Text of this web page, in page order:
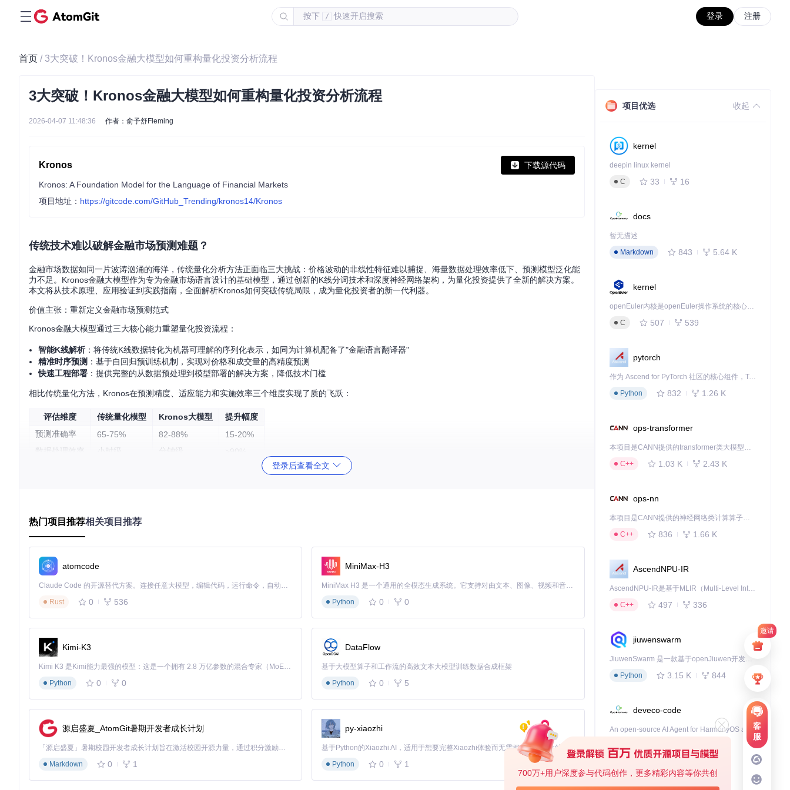
按下 / 快速开启搜索 登录 注册
邀请
客
服
700万+用户深度参与代码创作，更多精彩内容等你共创
首页 / 3大突破！Kronos金融大模型如何重构量化投资分析流程
3大突破！Kronos金融大模型如何重构量化投资分析流程
2026-04-07 11:48:36 作者：俞予舒Fleming
Kronos 下载源代码
Kronos: A Foundation Model for the Language of Financial Markets
项目地址： https://gitcode.com/GitHub_Trending/kronos14/Kronos
传统技术难以破解金融市场预测难题？
金融市场数据如同一片波涛汹涌的海洋，传统量化分析方法正面临三大挑战：价格波动的非线性特征难以捕捉、海量数据处理效率低下、预测模型泛化能
力不足。Kronos金融大模型作为专为金融市场语言设计的基础模型，通过创新的K线分词技术和深度神经网络架构，为量化投资提供了全新的解决方案。
本文将从技术原理、应用验证到实践指南，全面解析Kronos如何突破传统局限，成为量化投资者的新一代利器。
价值主张：重新定义金融市场预测范式
Kronos金融大模型通过三大核心能力重塑量化投资流程：
智能K线解析：将传统K线数据转化为机器可理解的序列化表示，如同为计算机配备了"金融语言翻译器"
精准时序预测 ：基于自回归预训练机制，实现对价格和成交量的高精度预测
快速工程部署 ：提供完整的从数据预处理到模型部署的解决方案，降低技术门槛
相比传统量化方法，Kronos在预测精度、适应能力和实施效率三个维度实现了质的飞跃：
评估维度 传统量化模型 Kronos大模型
提升幅度
预测准确率
65-75% 82-88%
15-20%
数据处理效率
小时级 分钟级
传统量化模型在处理金融时间序列时存在明显局限：
特征工程依赖人工
序列依赖建模不足：难以捕捉长期市场趋势和短期波动的关联
多模态数据融合难
Kronos的突破性创新
Kronos通过三层技术架构实现突破：
Kronos金融大模型技术架构：从K线分词到自回归预训练的完整流程
K线分词技术：将开盘价、收盘价、最高价、最低价和成交量等K线要素编码为层次化令牌(Token)，保留价格波动的时空特征
因果Transformer模块：通过交叉注意力机制捕捉序列数据的长期依赖关系
多任务学习框架
：同时优化价格预测和成交量预测任务，提升模型鲁棒性
技术实现路径
graph TD
    A[K线数据输入] --> B[Tokenization编码]
    B --> C[粗粒度子令牌生成]
    B --> D[细粒度子令牌生成]
    C & D --> E[因果Transformer模块]
    E --> F[价格预测头]
    E --> G[成交量预测头]
登录后查看全文
热门项目推荐相关项目推荐
atomcode
Claude Code 的开源替代方案。连接任意大模型，编辑代码，运行命令，自动验证 — 全自动执行。用 Rust 构建，极致性能。 ｜ An open-source alternative to Claude Code. Connect any LLM, edit code, run commands, and verify changes — autonomously. Built in Rust for speed. Get Started
Rust
0 536
MiniMax-H3
MiniMax H3 是一个通用的全模态生成系统。它支持对由文本、图像、视频和音频组成的多模态上下文进行统一理解，并能生成分辨率高达 2K、时长可达 15 秒的带原生立体声音频的视频。得益于面向任务泛化的系统设计，H3 在预训练阶段就已具备广泛的多模态上下文理解与生成能力，能够出色地执行复杂的多模态指令。
Python
0 0
Kimi-K3
Kimi K3 是Kimi能力最强的模型：这是一个拥有 2.8 万亿参数的混合专家（MoE）模型，具备原生视觉理解能力，并支持 100 万 token 的上下文窗口。
Python
0 0
DataFlow
基于大模型算子和工作流的高效文本大模型训练数据合成框架
Python
0 5
源启盛夏_AtomGit暑期开发者成长计划
「源启盛夏」暑期校园开发者成长计划旨在激活校园开源力量，通过积分激励、认证扶持、资源倾斜等形式，引导高校组织和开发者完成「入驻 — 建项目 — 做贡献 — 获认证 — 得资源」的完整闭环。无论你是想带领社团入驻平台的组织者，还是希望用代码贡献证明自己的开发者，都能在这里找到属于你的成长路径。
Markdown
0 1
py-xiaozhi
基于Python的Xiaozhi AI，适用于想要完整Xiaozhi体验而无需拥有专用硬件的用户。
Python
0 1
项目优选 收起
kernel
deepin linux kernel
C
33 16
docs
暂无描述
Markdown
843 5.64 K
kernel
openEuler内核是openEuler操作系统的核心，既是系统性能与稳定性的基石，也是连接处理器、设备与服务的桥梁。
C
507 539
pytorch
作为 Ascend for PyTorch 社区的核心组件，TorchNPU 是昇腾专为 PyTorch 打造的深度学习适配插件，使 PyTorch 框架能够直接调用昇腾 NPU，为开发者提供昇腾 AI 处理器的超强算力。
Python
832 1.26 K
ops-transformer
本项目是CANN提供的transformer类大模型算子库，实现网络在NPU上加速计算。
C++
1.03 K 2.43 K
ops-nn
本项目是CANN提供的神经网络类计算算子库，实现网络在NPU上加速计算。
C++
836 1.66 K
AscendNPU-IR
AscendNPU-IR是基于MLIR（Multi-Level Intermediate Representation）构建的，面向昇腾亲和算子编译时使用的中间表示，提供昇腾完备表达能力，通过编译优化提升昇腾AI处理器计算效率，支持通过生态框架使能昇腾AI处理器与深度调优
C++
497 336
jiuwenswarm
JiuwenSwarm 是一款基于openJiuwen开发的智能AI Agent，它能够将大语言模型的强大能力，通过你日常使用的各类通讯应用，直接延伸至你的指尖。
Python
3.15 K 844
deveco-code
An open-source AI Agent for HarmonyOS applcation development.
TypeScript
cann-learning-hub